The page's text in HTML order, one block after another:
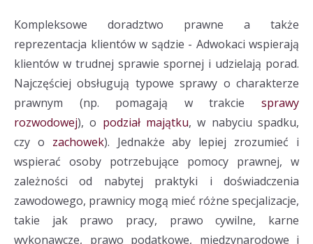
Kompleksowe doradztwo prawne a także
reprezentacja klientów w sądzie - Adwokaci wspierają
klientów w trudnej sprawie spornej i udzielają porad.
Najczęściej obsługują typowe sprawy o charakterze
prawnym (np. pomagają w trakcie sprawy
rozwodowej), o podział majątku, w nabyciu spadku,
czy o zachowek). Jednakże aby lepiej zrozumieć i
wspierać osoby potrzebujące pomocy prawnej, w
zależności od nabytej praktyki i doświadczenia
zawodowego, prawnicy mogą mieć różne specjalizacje,
takie jak prawo pracy, prawo cywilne, karne
wykonawcze, prawo podatkowe, międzynarodowe i